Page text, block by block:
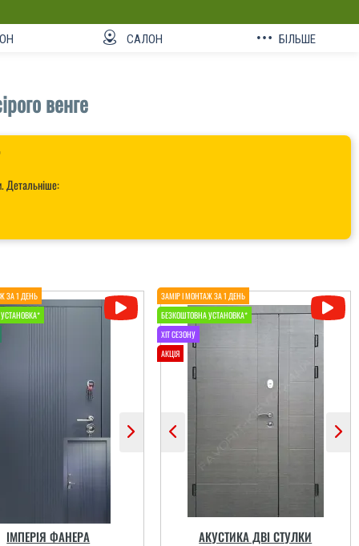
САЛОН БІЛЬШЕ
венге
Детальніше:
ІМПЕРІЯ ФАНЕРА АКУСТИКА ДВІ СТУЛКИ